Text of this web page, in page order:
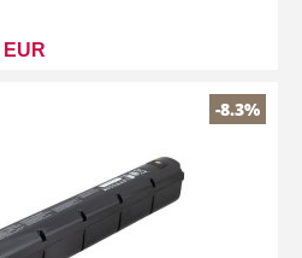
EUR
-8.3%